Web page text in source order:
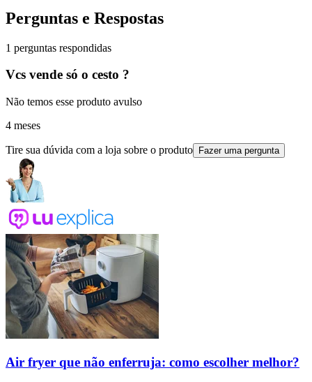
Perguntas e Respostas
1 perguntas respondidas
Vcs vende só o cesto ?
Não temos esse produto avulso
4 meses
Tire sua dúvida com a loja sobre o produto Fazer uma pergunta
Air fryer que não enferruja: como escolher melhor?